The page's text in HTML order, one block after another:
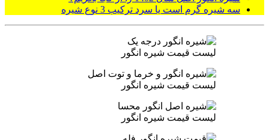
سه شیره گرم است یا سرد ترکیب 3 نوع شیره
لیست قیمت شیره انگور
لیست قیمت شیره انگور
لیست قیمت شیره انگور